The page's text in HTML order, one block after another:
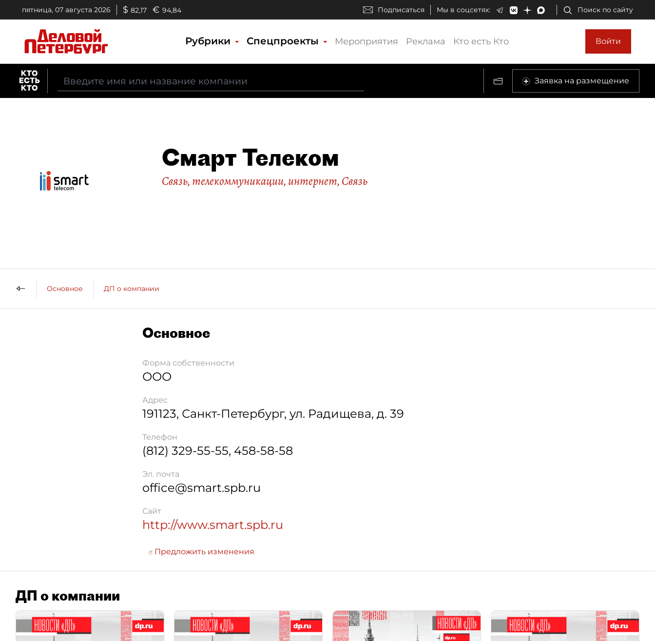
пятница, 07 августа 2026 $ 82,17 € 94,84 Подписаться Мы в соцсетях: Поиск по сайту
Рубрики Спецпроекты Мероприятия Реклама Кто есть Кто Войти
Заявка на размещение
Смарт Телеком
Связь, телекоммуникации, интернет,Связь
Основное ДП о компании
Основное
Форма собственности
ООО
Адрес
191123, Санкт-Петербург, ул. Радищева, д. 39
Телефон
(812) 329-55-55, 458-58-58
Эл. почта
office@smart.spb.ru
Сайт
http://www.smart.spb.ru
Предложить изменения
ДП о компании